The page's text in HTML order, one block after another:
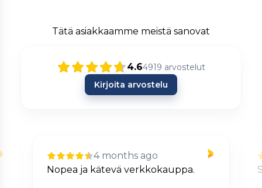
Tätä asiakkaamme meistä sanovat
4.64919 arvostelut
Kirjoita arvostelu
4 months ago
Nopea ja kätevä verkkokauppa.